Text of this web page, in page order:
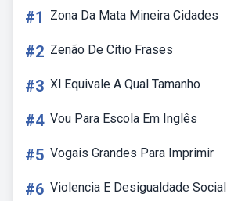
#1 Zona Da Mata Mineira Cidades
#2 Zenão De Cítio Frases
#3 Xl Equivale A Qual Tamanho
#4 Vou Para Escola Em Inglês
#5 Vogais Grandes Para Imprimir
#6 Violencia E Desigualdade Social